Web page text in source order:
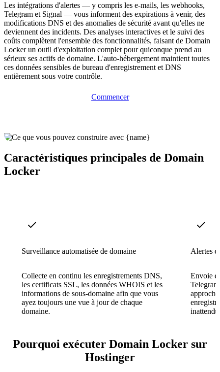
Les intégrations d'alertes — y compris les e-mails, les webhooks,
Telegram et Signal — vous informent des expirations à venir, des
modifications DNS et des anomalies de sécurité avant qu'elles ne
deviennent des incidents. Des analyses interactives et le suivi des
coûts complètent l'ensemble des fonctionnalités, faisant de Domain
Locker un outil d'exploitation complet pour quiconque prend au
sérieux ses actifs de domaine. L'auto-hébergement maintient toutes
ces données sensibles de bureau d'enregistrement et DNS
entièrement sous votre contrôle.
Commencer
Caractéristiques principales de Domain
Locker
Surveillance automatisée de domaine
Collecte en continu les enregistrements DNS,
les certificats SSL, les données WHOIS et les
informations de sous-domaine afin que vous
ayez toujours une vue à jour de chaque
domaine.
Alertes
Envoie
Pourquoi exécuter Domain Locker sur
Hostinger